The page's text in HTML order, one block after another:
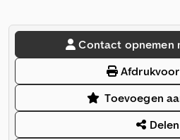
Contact opnemen
Toevoegen
Delen